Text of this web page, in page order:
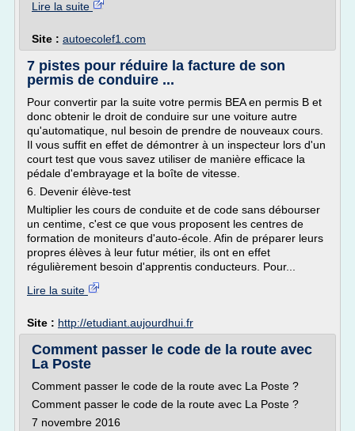
Lire la suite
Site : autoecolef1.com
7 pistes pour réduire la facture de son
permis de conduire ...
Pour convertir par la suite votre permis BEA en permis B et
donc obtenir le droit de conduire sur une voiture autre
qu'automatique, nul besoin de prendre de nouveaux cours.
Il vous suffit en effet de démontrer à un inspecteur lors d'un
court test que vous savez utiliser de manière efficace la
pédale d'embrayage et la boîte de vitesse.
6. Devenir élève-test
Multiplier les cours de conduite et de code sans débourser
un centime, c'est ce que vous proposent les centres de
formation de moniteurs d'auto-école. Afin de préparer leurs
propres élèves à leur futur métier, ils ont en effet
régulièrement besoin d'apprentis conducteurs. Pour...
Lire la suite
Site : http://etudiant.aujourdhui.fr
Comment passer le code de la route avec
La Poste
Comment passer le code de la route avec La Poste ?
Comment passer le code de la route avec La Poste ?
7 novembre 2016